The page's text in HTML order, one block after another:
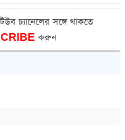
চ্যানেলের সঙ্গে থাকতে
করুন